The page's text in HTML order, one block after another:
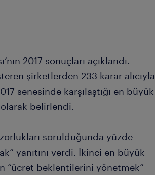
2017 sonuçları açıklandı.
şirketlerden 233 karar alıcıyla
senesinde karşılaştığı en büyük
belirlendi.
sorulduğunda yüzde
yanıtını verdi. İkinci en büyük
“ücret beklentilerini yönetmek”